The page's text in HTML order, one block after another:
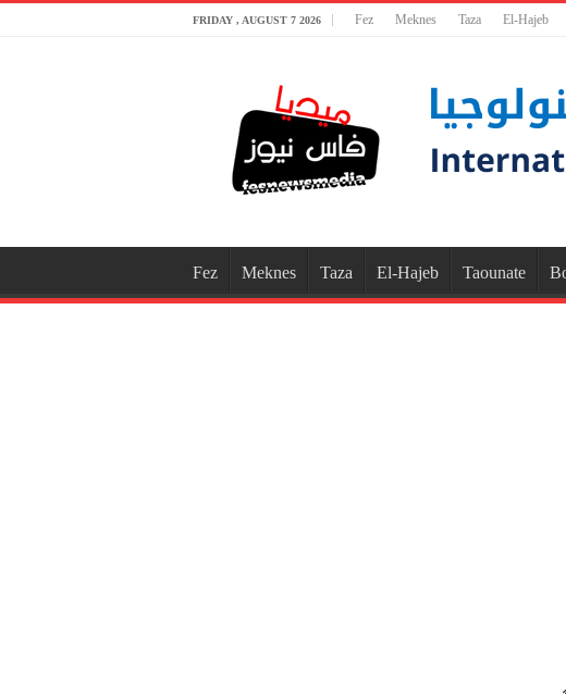
FRIDAY , AUGUST 7 2026 Fez Meknes Taza El-Hajeb
Fez Meknes Taza El-Hajeb Taounate